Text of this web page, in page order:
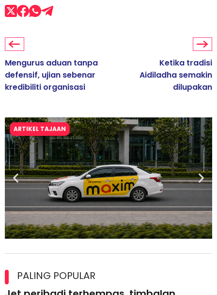
Mengurus aduan tanpa
defensif, ujian sebenar
kredibiliti organisasi
Ketika tradisi
Aidiladha semakin
dilupakan
ARTIKEL TAJAAN
lesen separuh pertama 2026
PALING POPULAR